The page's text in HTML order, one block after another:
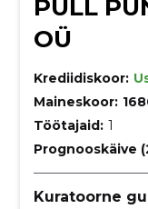
PULL
OÜ
Krediidiskoor:
Maineskoor:
Töötajaid: 1
Prognooskäive
Kuratoorne